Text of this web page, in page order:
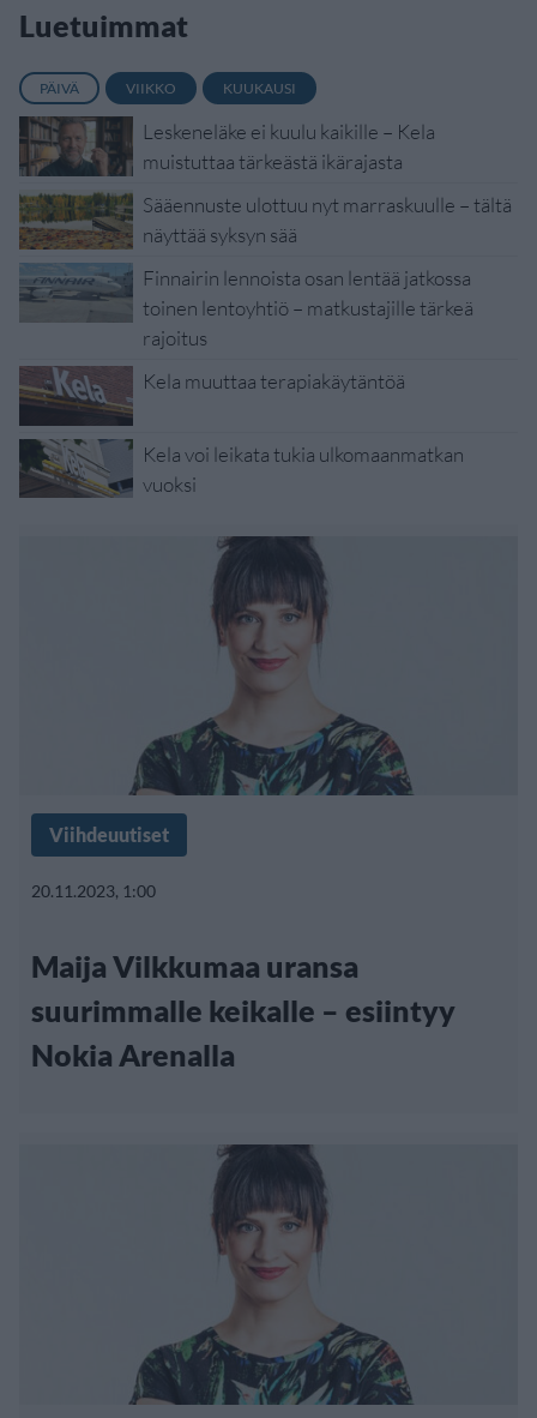
Luetuimmat
PÄIVÄ VIIKKO KUUKAUSI
Leskeneläke ei kuulu kaikille – Kela
muistuttaa tärkeästä ikärajasta
Sääennuste ulottuu nyt marraskuulle – tältä
näyttää syksyn sää
Finnairin lennoista osan lentää jatkossa
toinen lentoyhtiö – matkustajille tärkeä
rajoitus
Kela muuttaa terapiakäytäntöä
Kela voi leikata tukia ulkomaanmatkan
vuoksi
Viihdeuutiset
20.11.2023, 1:00
Maija Vilkkumaa uransa
suurimmalle keikalle – esiintyy
Nokia Arenalla